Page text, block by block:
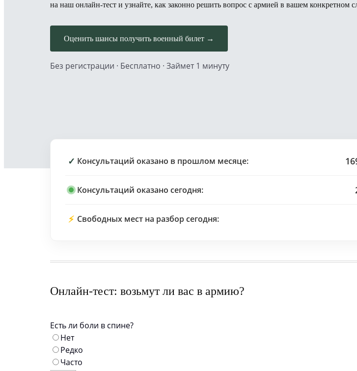
на наш онлайн-тест и узнайте, как законно решить вопрос с армией в вашем конкретном
Оценить шансы получить военный билет →
Без регистрации · Бесплатно · Займет 1 минуту
✓ Консультаций оказано в прошлом месяце:
Консультаций оказано сегодня:
⚡ Свободных мест на разбор сегодня:
Онлайн-тест: возьмут ли вас в армию?
Есть ли боли в спине?
Нет
Редко
Часто